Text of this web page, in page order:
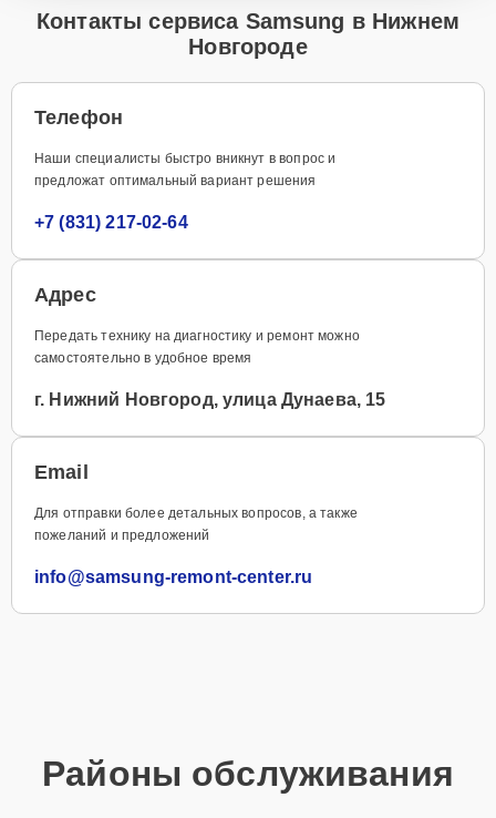
Контакты сервиса Samsung в Нижнем
Новгороде
Телефон
Наши специалисты быстро вникнут в вопрос и
предложат оптимальный вариант решения
+7 (831) 217-02-64
Адрес
Передать технику на диагностику и ремонт можно
самостоятельно в удобное время
г. Нижний Новгород, улица Дунаева, 15
Email
Для отправки более детальных вопросов, а также
пожеланий и предложений
info@samsung-remont-center.ru
Районы обслуживания